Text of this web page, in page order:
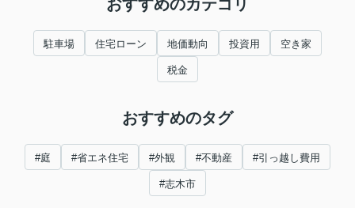
おすすめのカテゴリ
駐車場 住宅ローン 地価動向 投資用 空き家
税金
おすすめのタグ
#庭 #省エネ住宅 #外観 #不動産 #引っ越し費用
#志木市